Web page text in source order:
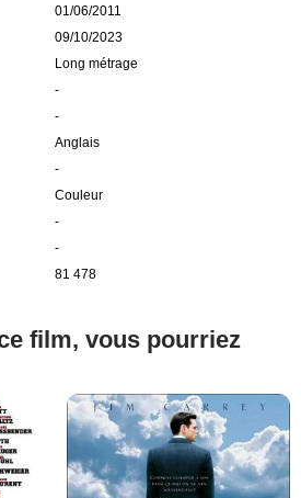
01/06/2011
09/10/2023
Long métrage
-
-
Anglais
-
Couleur
-
-
81 478
film, vous pourriez